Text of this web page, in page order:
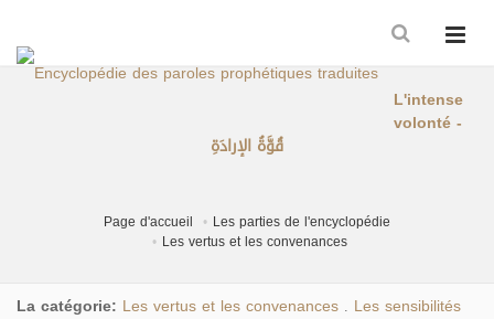
L'intense
volonté -
قُوَّةُ الإرادَةِ
Page d'accueil
Les parties de l'encyclopédie
Les vertus et les convenances
La catégorie: Les vertus et les convenances Les sensibilités